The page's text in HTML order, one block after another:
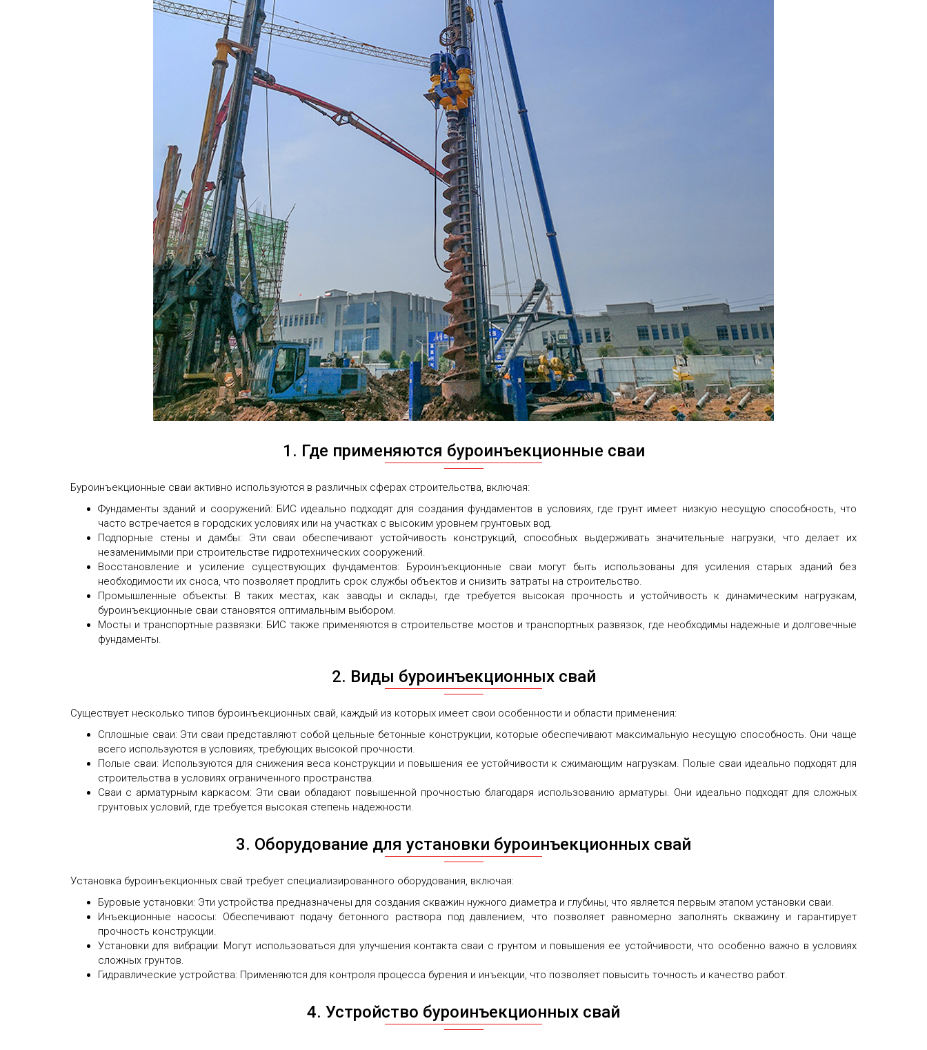
1. Где применяются буроинъекционные сваи
Буроинъекционные сваи активно используются в различных сферах строительства, включая:
Фундаменты зданий и сооружений: БИС идеально подходят для создания фундаментов в условиях, где грунт имеет низкую несущую способность, что
часто встречается в городских условиях или на участках с высоким уровнем грунтовых вод.
Подпорные стены и дамбы: Эти сваи обеспечивают устойчивость конструкций, способных выдерживать значительные нагрузки, что делает их
незаменимыми при строительстве гидротехнических сооружений.
Восстановление и усиление существующих фундаментов: Буроинъекционные сваи могут быть использованы для усиления старых зданий без
необходимости их сноса, что позволяет продлить срок службы объектов и снизить затраты на строительство.
Промышленные объекты: В таких местах, как заводы и склады, где требуется высокая прочность и устойчивость к динамическим нагрузкам,
буроинъекционные сваи становятся оптимальным выбором.
Мосты и транспортные развязки: БИС также применяются в строительстве мостов и транспортных развязок, где необходимы надежные и долговечные
фундаменты.
2. Виды буроинъекционных свай
Существует несколько типов буроинъекционных свай, каждый из которых имеет свои особенности и области применения:
Сплошные сваи: Эти сваи представляют собой цельные бетонные конструкции, которые обеспечивают максимальную несущую способность. Они чаще
всего используются в условиях, требующих высокой прочности.
Полые сваи: Используются для снижения веса конструкции и повышения ее устойчивости к сжимающим нагрузкам. Полые сваи идеально подходят для
строительства в условиях ограниченного пространства.
Сваи с арматурным каркасом: Эти сваи обладают повышенной прочностью благодаря использованию арматуры. Они идеально подходят для сложных
грунтовых условий, где требуется высокая степень надежности.
3. Оборудование для установки буроинъекционных свай
Установка буроинъекционных свай требует специализированного оборудования, включая:
Буровые установки: Эти устройства предназначены для создания скважин нужного диаметра и глубины, что является первым этапом установки сваи.
Инъекционные насосы: Обеспечивают подачу бетонного раствора под давлением, что позволяет равномерно заполнять скважину и гарантирует
прочность конструкции.
Установки для вибрации: Могут использоваться для улучшения контакта сваи с грунтом и повышения ее устойчивости, что особенно важно в условиях
сложных грунтов.
Гидравлические устройства: Применяются для контроля процесса бурения и инъекции, что позволяет повысить точность и качество работ.
4. Устройство буроинъекционных свай